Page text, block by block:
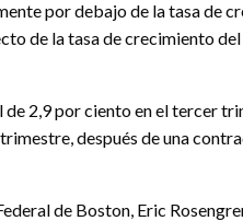
por debajo de la tasa de
de la tasa de crecimiento
2,9 por ciento en el tercer
después de una
de Boston, Eric